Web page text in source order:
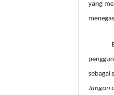
yang
sebagai
Jangan